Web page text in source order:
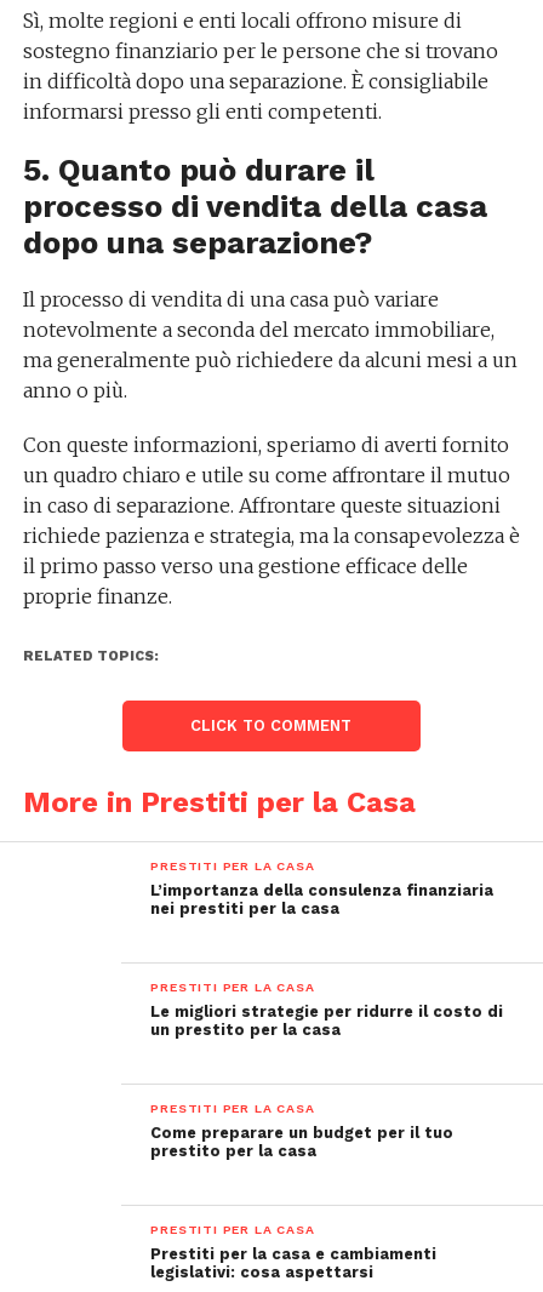
Sì, molte regioni e enti locali offrono misure di
sostegno finanziario per le persone che si trovano
in difficoltà dopo una separazione. È consigliabile
informarsi presso gli enti competenti.
5. Quanto può durare il
processo di vendita della casa
dopo una separazione?
Il processo di vendita di una casa può variare
notevolmente a seconda del mercato immobiliare,
ma generalmente può richiedere da alcuni mesi a un
anno o più.
Con queste informazioni, speriamo di averti fornito
un quadro chiaro e utile su come affrontare il mutuo
in caso di separazione. Affrontare queste situazioni
richiede pazienza e strategia, ma la consapevolezza è
il primo passo verso una gestione efficace delle
proprie finanze.
RELATED TOPICS:
CLICK TO COMMENT
More in Prestiti per la Casa
PRESTITI PER LA CASA
L’importanza della consulenza finanziaria
nei prestiti per la casa
PRESTITI PER LA CASA
Le migliori strategie per ridurre il costo di
un prestito per la casa
PRESTITI PER LA CASA
Come preparare un budget per il tuo
prestito per la casa
PRESTITI PER LA CASA
Prestiti per la casa e cambiamenti
legislativi: cosa aspettarsi